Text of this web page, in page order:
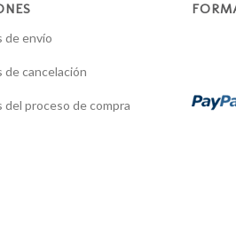
de envío
de cancelación
del proceso de compra